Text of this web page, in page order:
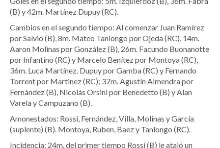
(B) y 42m. Martínez Dupuy (RC).
Cambios en el segundo tiempo: Al comenzar Juan Ramírez
por Salvio (B), 8m. Mateo Tanlongo por Ojeda (RC), 14m.
Aaron Molinas por González (B), 26m. Facundo Buonanotte
por Infantino (RC) y Marcelo Benítez por Montoya (RC),
36m. Luca Martínez. Dupuy por Gamba (RC) y Fernando
Torrent por Martinez (RC); 37m. Agustín Almendra por
Fernández (B), Nicolás Orsini por Benedetto (B) y Alan
Varela y Campuzano (B).
Amonestados: Rossi, Fernández, Villa, Molinas y García
(suplente) (B). Montoya, Ruben, Baez y Tanlongo (RC).
Incidencia: 24m. del primer tiempo Rossi (B) le atajó un